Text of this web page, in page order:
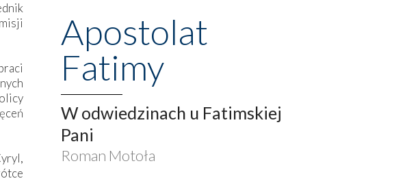
Apostolat
Fatimy
W odwiedzinach u Fatimskiej
Pani
Roman Motoła